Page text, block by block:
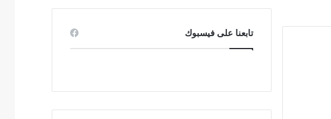
تابعنا على فيسبوك